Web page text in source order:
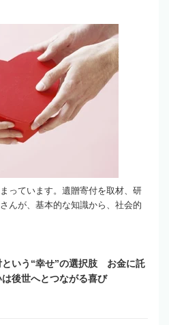
っています。遺贈寄付を取材、研
んが、基本的な知識から、社会的
という“幸せ”の選択肢 お金に託
は後世へとつながる喜び